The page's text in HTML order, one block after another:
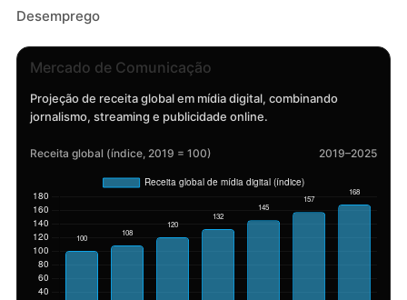
Desemprego
Mercado de Comunicação
Projeção de receita global em mídia digital, combinando
jornalismo, streaming e publicidade online.
Receita global (índice, 2019 = 100) 2019–2025